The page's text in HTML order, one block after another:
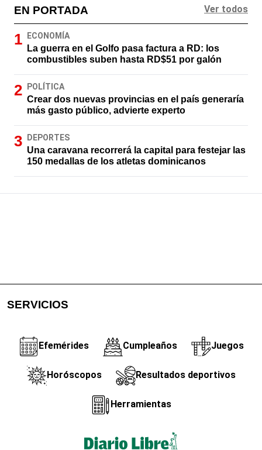
EN PORTADA Ver todos
ECONOMÍA
La guerra en el Golfo pasa factura a RD: los
combustibles suben hasta RD$51 por galón
POLÍTICA
Crear dos nuevas provincias en el país generaría
más gasto público, advierte experto
DEPORTES
Una caravana recorrerá la capital para festejar las
150 medallas de los atletas dominicanos
SERVICIOS
Efemérides Cumpleaños Juegos
Horóscopos Resultados deportivos
Herramientas